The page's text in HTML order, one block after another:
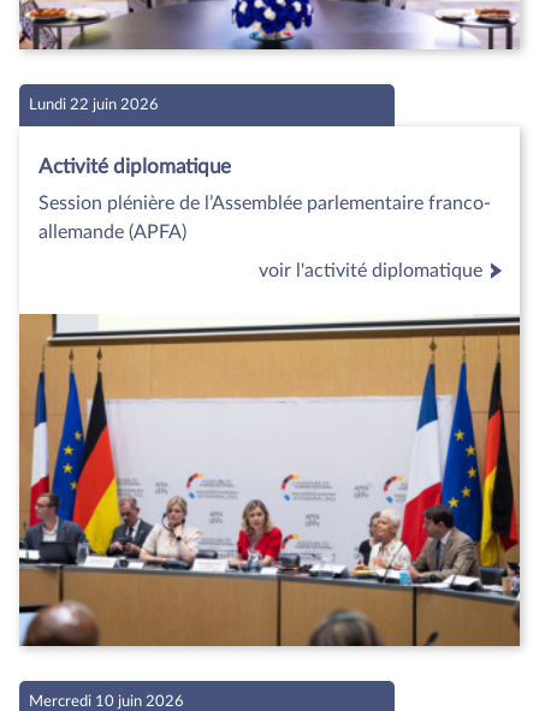
Lundi 22 juin 2026
Activité diplomatique
Session plénière de l’Assemblée parlementaire franco-
allemande (APFA)
voir l'activité diplomatique
Mercredi 10 juin 2026